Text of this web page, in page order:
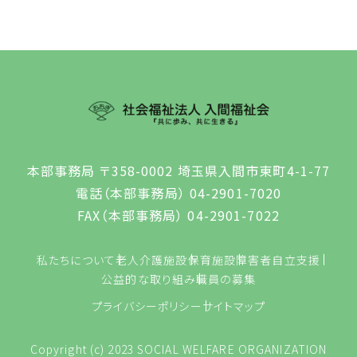
本部事務局 〒358-0002 埼玉県入間市東町4-1-77
電話（本部事務局） 04-2901-7020
FAX（本部事務局） 04-2901-7022
私たちについて老人介護施設保育施設障害者自立支援
公益的な取り組み職員の募集
プライバシーポリシー サイトマップ
Copyright (c) 2023 SOCIAL WELFARE ORGANIZATION